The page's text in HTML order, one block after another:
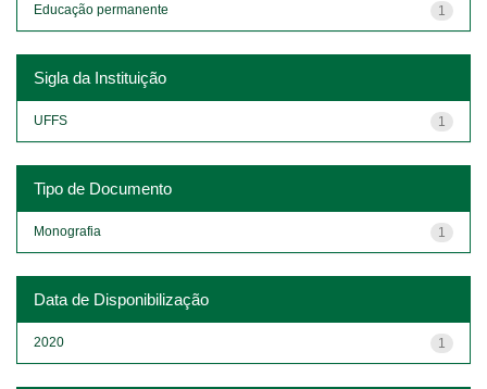
1
Educação permanente
Sigla da Instituição
1
UFFS
Tipo de Documento
1
Monografia
Data de Disponibilização
1
2020